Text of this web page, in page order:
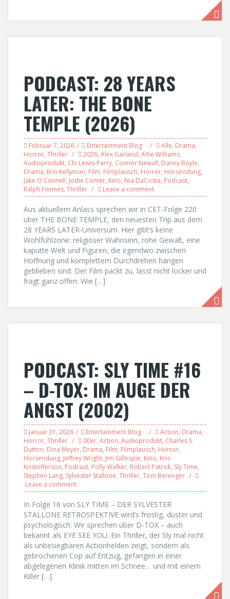
PODCAST: 28 YEARS
LATER: THE BONE
TEMPLE (2026)
Februar 7, 2026 Entertainment Blog Alle, Drama,
Horror, Thriller 2026, Alex Garland, Alfie Williams,
Audioprodukt, Chi Lewis-Parry, Connor Newall, Danny Boyle,
Drama, Erin Kellyman, Film, Filmplausch, Horror, Hörsendung,
Jake O´Connell, Jodie Comer, Kino, Nia DaCosta, Podcast,
Ralph Fiennes, Thriller Leave a comment
Aus aktuellem Anlass sprechen wir in CET-Folge 220
über THE BONE TEMPLE, den neuesten Trip aus dem
28 YEARS LATER-Universum. Hier gibt’s keine
Wohlfühlzone: religiöser Wahnsinn, rohe Gewalt, eine
kaputte Welt und Figuren, die irgendwo zwischen
Hoffnung und komplettem Durchdrehen hängen
geblieben sind. Der Film packt zu, lässt nicht locker und
fragt ganz offen: Wie […]
PODCAST: SLY TIME #16
– D-TOX: IM AUGE DER
ANGST (2002)
Januar 31, 2026 Entertainment Blog Action, Drama,
Horror, Thriller 00er, Action, Audioprodukt, Charles S.
Dutton, Dina Meyer, Drama, Film, Filmplausch, Horror,
Hörsendung, Jeffrey Wright, Jim Gillespie, Kino, Kris
Kristofferson, Podcast, Polly Walker, Robert Patrick, Sly Time,
Stephen Lang, Sylvester Stallone, Thriller, Tom Berenger
Leave a comment
In Folge 16 von SLY TIME – DER SYLVESTER
STALLONE RETROSPEKTIVE wird’s frostig, düster und
psychologisch: Wir sprechen über D-TOX – auch
bekannt als EYE SEE YOU. Ein Thriller, der Sly mal nicht
als unbesiegbaren Actionhelden zeigt, sondern als
gebrochenen Cop auf Entzug, gefangen in einer
abgelegenen Klinik mitten im Schnee… und mit einem
Killer […]